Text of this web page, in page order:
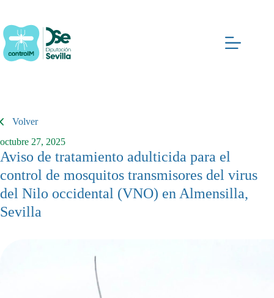
contenido
Volver
octubre 27, 2025
Aviso de tratamiento adulticida para el
control de mosquitos transmisores del virus
del Nilo occidental (VNO) en Almensilla,
Sevilla